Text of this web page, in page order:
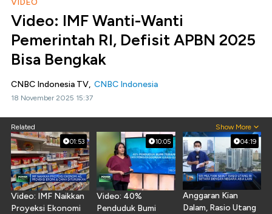
VIDEO
Video: IMF Wanti-Wanti
Pemerintah RI, Defisit APBN 2025
Bisa Bengkak
CNBC Indonesia TV, CNBC Indonesia
18 November 2025 15:37
Related Show More
01:53
Video: IMF Naikkan
Proyeksi Ekonomi
10:05
Video: 40%
Penduduk Bumi
04:19
Anggaran Kian
Dalam, Rasio Utang